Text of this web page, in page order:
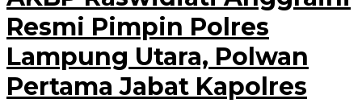
Resmi Pimpin Polres
Lampung Utara, Polwan
Pertama Jabat Kapolres